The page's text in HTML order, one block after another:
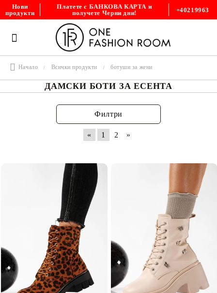
Нови
продукти
Платете с БАНКОВА КАРТА и
получете Черни дни! +40219963
Начало Всички продукти ботуши за жени
ДАМСКИ БОТИ ЗА ЕСЕНТА
Филтри
« 1 2 »